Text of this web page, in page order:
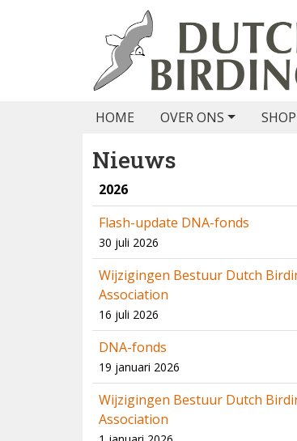
HOME OVER ONS SHOP
Nieuws
2026
Flash-update DNA-fonds
30 juli 2026
Wijzigingen Bestuur Dutch
Association
16 juli 2026
DNA-fonds
19 januari 2026
Wijzigingen Bestuur Dutch
Association